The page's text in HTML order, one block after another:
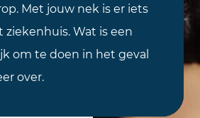
Met jouw nek is er iets
Wat is een
om te doen in het geval
over.